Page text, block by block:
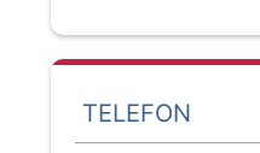
TELEFON